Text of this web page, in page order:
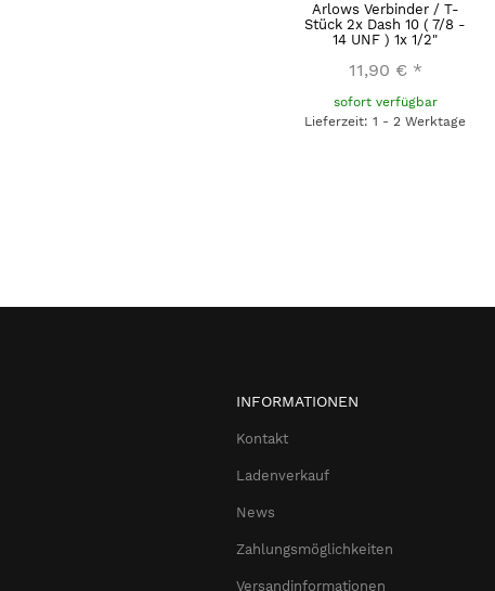
Arlows Verbinder / T-
Stück 2x Dash 10 ( 7/8 -
14 UNF ) 1x 1/2"
11,90 € *
sofort verfügbar
Lieferzeit: 1 - 2 Werktage
INFORMATIONEN
Kontakt
Ladenverkauf
News
Zahlungsmöglichkeiten
Versandinformationen